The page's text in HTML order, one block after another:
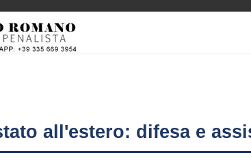
all'estero: difesa e